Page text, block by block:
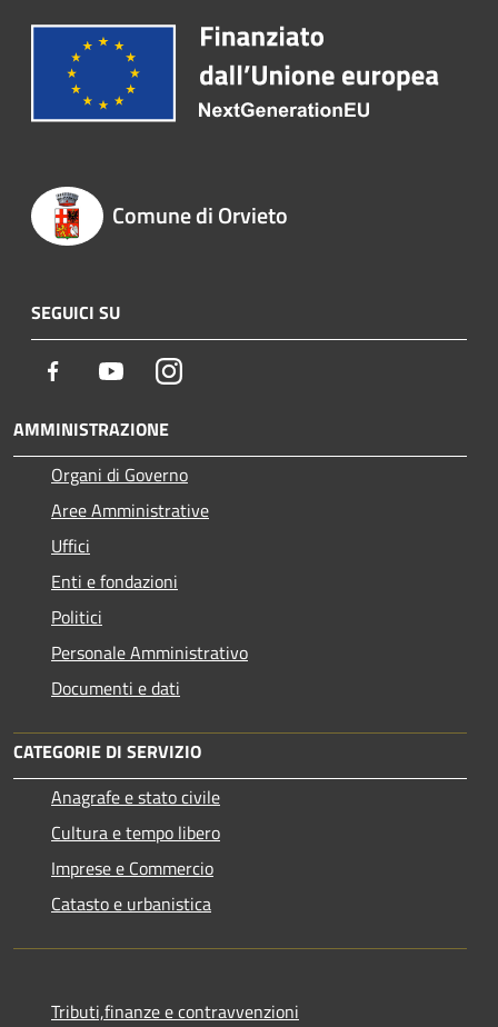
Comune di Orvieto
SEGUICI SU
Facebook YoutubeInstagram
AMMINISTRAZIONE
Organi di Governo
Aree Amministrative
Uffici
Enti e fondazioni
Politici
Personale Amministrativo
Documenti e dati
CATEGORIE DI SERVIZIO
Anagrafe e stato civile
Cultura e tempo libero
Imprese e Commercio
Catasto e urbanistica
Tributi,finanze e contravvenzioni